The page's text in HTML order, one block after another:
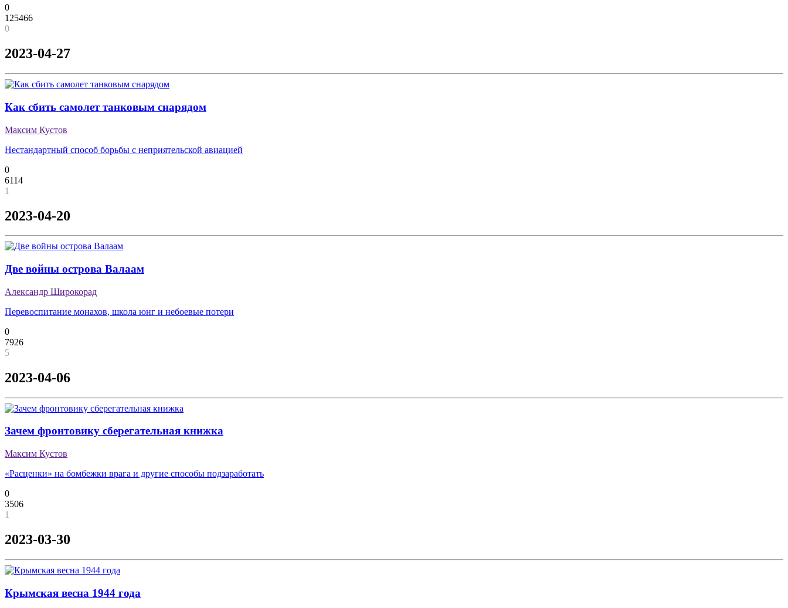
0
125466
0
2023-04-27
Как сбить самолет танковым снарядом
Максим Кустов
Нестандартный способ борьбы с неприятельской авиацией
0
6114
1
2023-04-20
Две войны острова Валаам
Александр Широкорад
Перевоспитание монахов, школа юнг и небоевые потери
0
7926
5
2023-04-06
Зачем фронтовику сберегательная книжка
Максим Кустов
«Расценки» на бомбежки врага и другие способы подзаработать
0
3506
1
2023-03-30
Крымская весна 1944 года